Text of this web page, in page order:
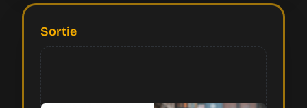
Sortie